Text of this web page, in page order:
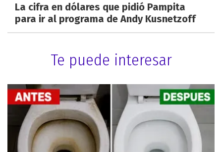
La cifra en dólares que pidió Pampita
para ir al programa de Andy Kusnetzoff
Te puede interesar